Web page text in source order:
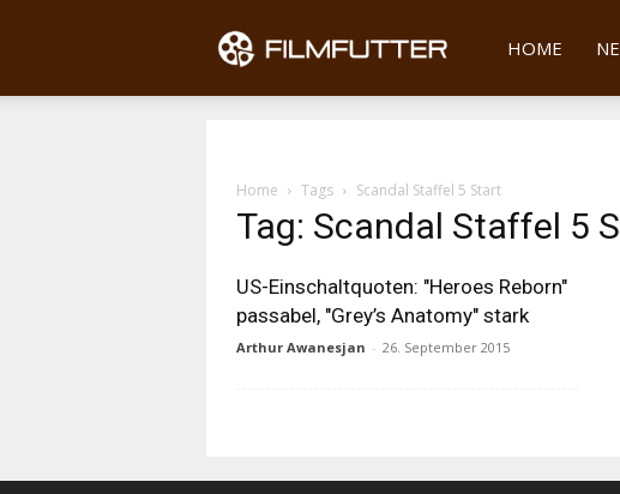
Filmfutter
HOME
Home Tags Scandal Staffel 5 Start
Tag: Scandal Staffel 5
US-Einschaltquoten: "Heroes Reborn"
passabel, "Grey’s Anatomy" stark
Arthur Awanesjan - 26. September 2015